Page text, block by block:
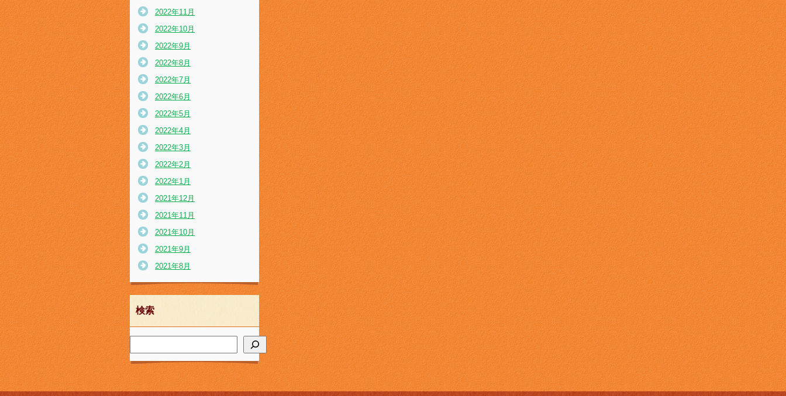
2022年11月
2022年10月
2022年9月
2022年8月
2022年7月
2022年6月
2022年5月
2022年4月
2022年3月
2022年2月
2022年1月
2021年12月
2021年11月
2021年10月
2021年9月
2021年8月
検索